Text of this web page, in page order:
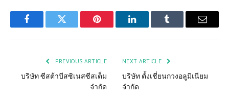
FacebookTwitter Pinterest LinkedInTumblr Email
PREVIOUS ARTICLE
บริษัท ซีสต้าบีสซิเนสซีสเต็ม
จำกัด
NEXT ARTICLE
บริษัท ตั้งเชี่ยนกวงอลูมิเนียม
จำกัด